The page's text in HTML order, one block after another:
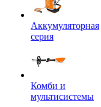
Аккумуляторная
серия
Комби и
мультисистемы